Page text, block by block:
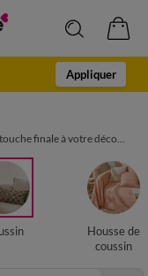
Appliquer
finale à votre déco...
Housse de
coussin